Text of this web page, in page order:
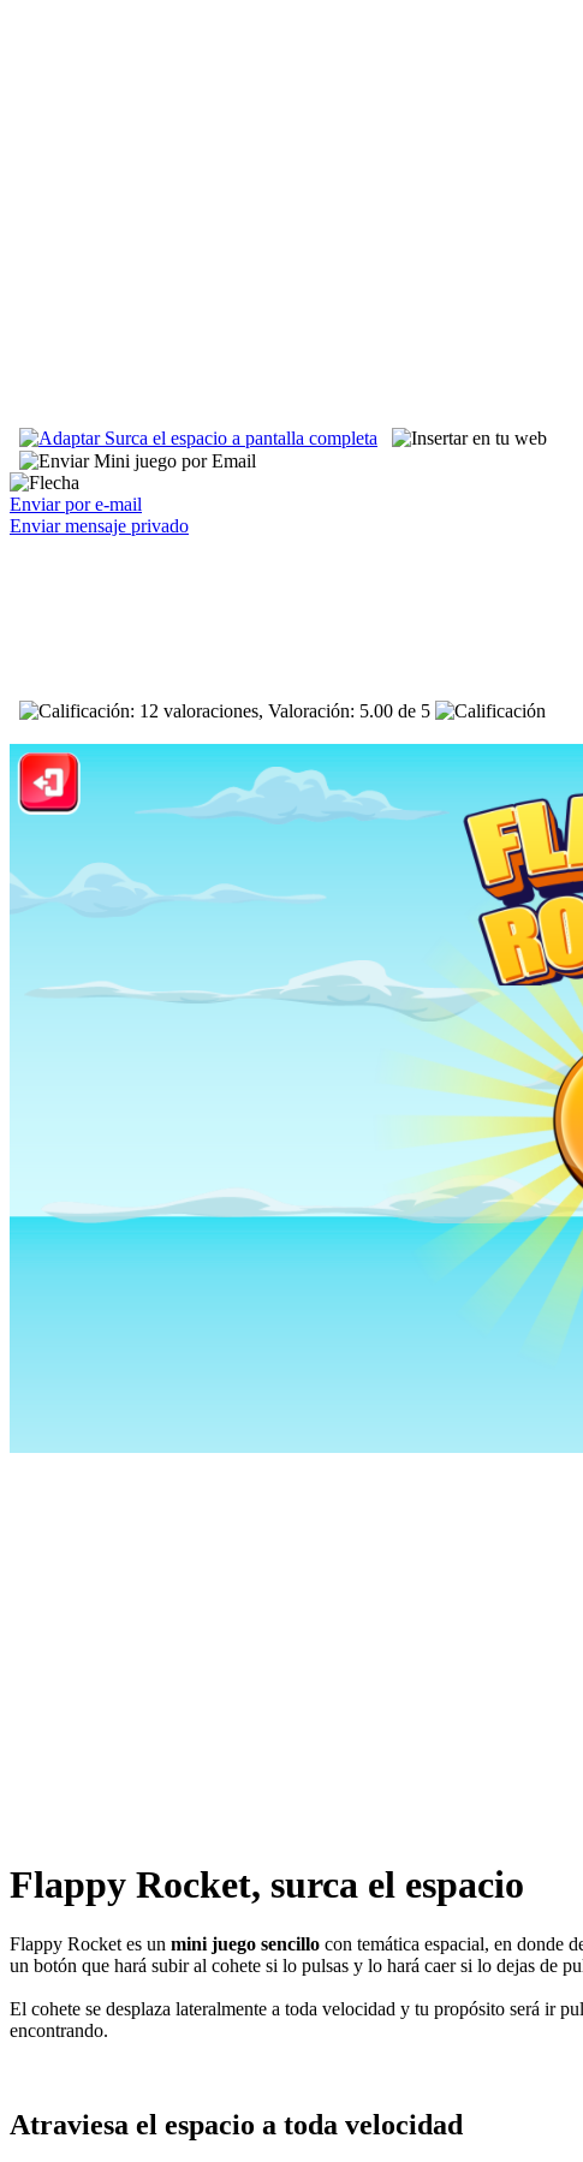
Enviar por e-mail
Enviar mensaje privado
Flappy Rocket, surca el espacio
Flappy Rocket es un mini juego sencillo con temática espacial, en donde
un botón que hará subir al cohete si lo pulsas y lo hará caer si lo dejas de
El cohete se desplaza lateralmente a toda velocidad y tu propósito será ir
encontrando.
Atraviesa el espacio a toda velocidad